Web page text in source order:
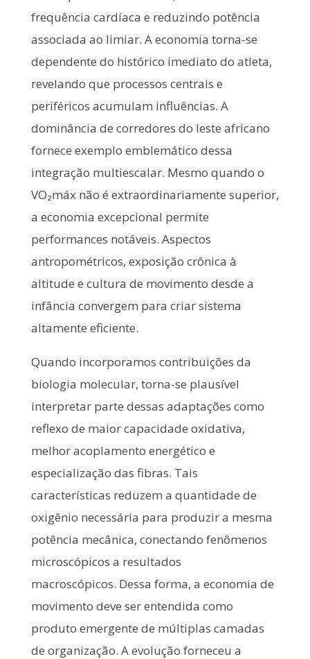
frequência cardíaca e reduzindo potência
associada ao limiar. A economia torna-se
dependente do histórico imediato do atleta,
revelando que processos centrais e
periféricos acumulam influências. A
dominância de corredores do leste africano
fornece exemplo emblemático dessa
integração multiescalar. Mesmo quando o
VO₂máx não é extraordinariamente superior,
a economia excepcional permite
performances notáveis. Aspectos
antropométricos, exposição crônica à
altitude e cultura de movimento desde a
infância convergem para criar sistema
altamente eficiente.
Quando incorporamos contribuições da
biologia molecular, torna-se plausível
interpretar parte dessas adaptações como
reflexo de maior capacidade oxidativa,
melhor acoplamento energético e
especialização das fibras. Tais
características reduzem a quantidade de
oxigênio necessária para produzir a mesma
potência mecânica, conectando fenômenos
microscópicos a resultados
macroscópicos. Dessa forma, a economia de
movimento deve ser entendida como
produto emergente de múltiplas camadas
de organização. A evolução forneceu a